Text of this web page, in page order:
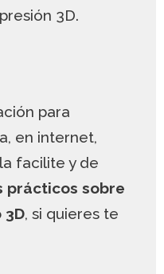
3D.
para
en internet,
facilite y de
prácticos sobre
3D, si quieres te